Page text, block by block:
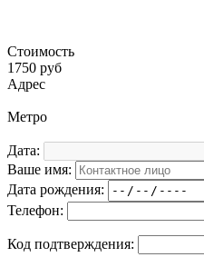
Стоимость
1750 руб
Адрес
Метро
Дата:
Ваше имя:
Дата рождения:
Телефон:
Код подтверждения: